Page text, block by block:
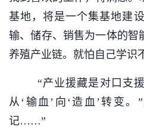
基地，将是一个集基地建
输、储存、销售为一体的智
养殖产业链。就怕自己学识
“产业援藏是对口支援
从‘输血’向‘造血’转变
记……”